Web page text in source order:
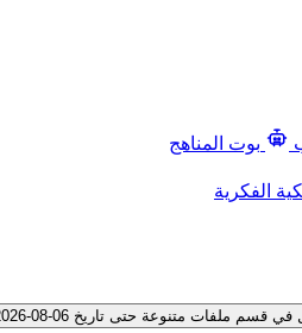
بوت المناهج
الفكرية
متنوعة حتى تاريخ 06-08-2026